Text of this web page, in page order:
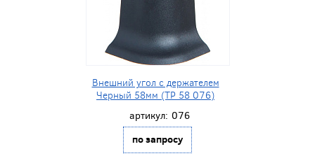
Внешний угол с держателем
Черный 58мм (ТР 58 076)
артикул: 076
по запросу